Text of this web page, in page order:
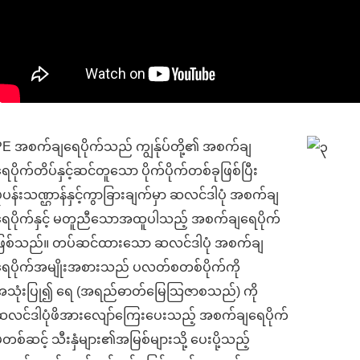
အစက်ချရေပိုက်သည် ကျွန်ုပ်တို့၏ အစက်ချ
ေပိုက်တိပ်နှင့်ဆင်တူသော ပိုက်ပိုက်တစ်ခုဖြစ်ပြီး
ပန်းသဏ္ဌာန်နှင့်ကွာခြားချက်မှာ ဆလင်ဒါပုံ အစက်ချ
ေပိုက်နှင့် မတူညီသောအထူပါသည့် အစက်ချရေပိုက်
ြစ်သည်။ တပ်ဆင်ထားသော ဆလင်ဒါပုံ အစက်ချ
ေပိုက်အမျိုးအစားသည် ပလတ်စတစ်ပိုက်ကို
သုံးပြု၍ ရေ (အရည်ဓာတ်မြေသြဇာစသည်) ကို
လင်ဒါပုံဖိအားလျော်ကြေးပေးသည့် အစက်ချရေပိုက်
တစ်ဆင့် သီးနှံများ၏အမြစ်များသို့ ပေးပို့သည့်
US
86 13370553047
info@hesperrubber.com